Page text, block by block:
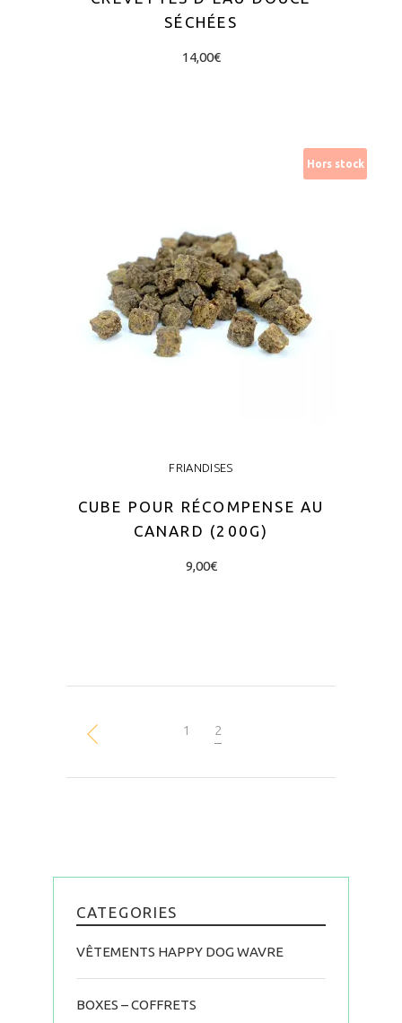
SÉCHÉES
14,00€
FRIANDISES
CUBE POUR RÉCOMPENSE AU
CANARD (200G)
9,00€
Hors stock
1 2
CATEGORIES
VÊTEMENTS HAPPY DOG WAVRE
BOXES – COFFRETS